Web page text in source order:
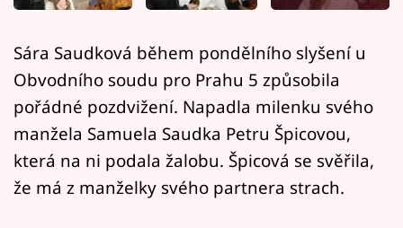
Sledujte nás
Sára Saudková během pondělního slyšení u
Obvodního soudu pro Prahu 5 způsobila
pořádné pozdvižení. Napadla milenku svého
manžela Samuela Saudka Petru Špicovou,
která na ni podala žalobu. Špicová se svěřila,
že má z manželky svého partnera strach.